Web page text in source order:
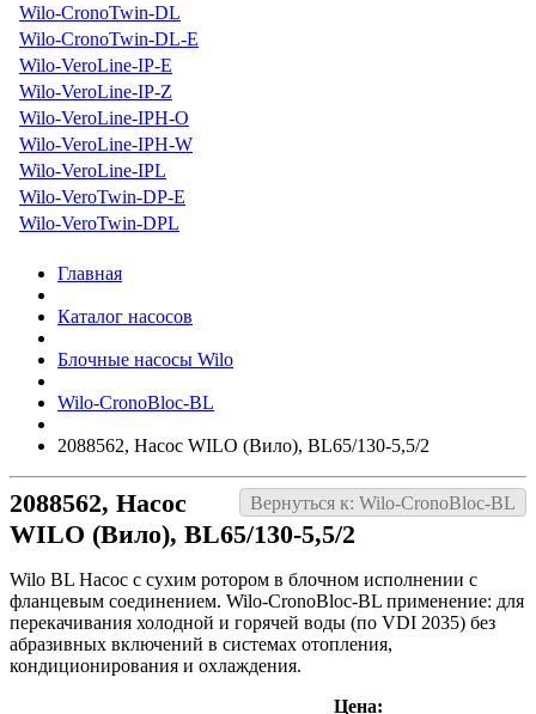
Wilo-CronoTwin-DL
Wilo-CronoTwin-DL-E
Wilo-VeroLine-IP-E
Wilo-VeroLine-IP-Z
Wilo-VeroLine-IPH-O
Wilo-VeroLine-IPH-W
Wilo-VeroLine-IPL
Wilo-VeroTwin-DP-E
Wilo-VeroTwin-DPL
Главная
Каталог насосов
Блочные насосы Wilo
Wilo-CronoBloc-BL
2088562, Насос WILO (Вило), BL65/130-5,5/2
Вернуться к: Wilo-CronoBloc-BL
2088562, Насос
WILO (Вило), BL65/130-5,5/2
Wilo BL Насос с сухим ротором в блочном исполнении с
фланцевым соединением. Wilo-CronoBloc-BL применение: для
перекачивания холодной и горячей воды (по VDI 2035) без
абразивных включений в системах отопления,
кондиционирования и охлаждения.
Цена: